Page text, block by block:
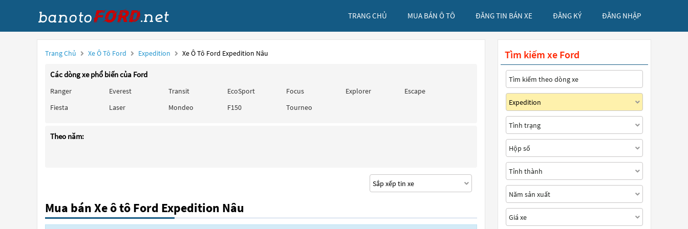
TRANG CHỦ MUA BÁN Ô TÔ ĐĂNG TIN BÁN XE ĐĂNG KÝ ĐĂNG NHẬP
Trang Chủ Xe Ô Tô Ford Expedition Xe Ô Tô Ford Expedition Nâu
Các dòng xe phổ biến của Ford
Ranger Everest Transit EcoSport Focus Explorer
Escape
Fiesta
Laser Mondeo F150 Tourneo
Theo năm:
Mua bán Xe ô tô Ford Expedition Nâu
Tìm kiếm xe Ford